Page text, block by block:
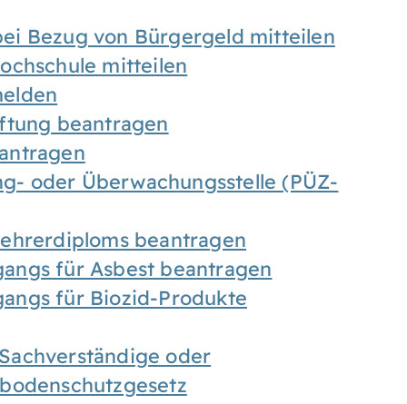
Bezug von Bürgergeld mitteilen
mitteilen
beantragen
oder Überwachungsstelle (PÜZ-
beantragen
für Asbest beantragen
für Biozid-Produkte
oder